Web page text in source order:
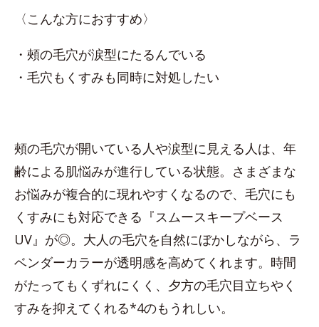
〈こんな方におすすめ〉
・頰の毛穴が涙型にたるんでいる
・毛穴もくすみも同時に対処したい
頰の毛穴が開いている人や涙型に見える人は、年
齢による肌悩みが進行している状態。さまざまな
お悩みが複合的に現れやすくなるので、毛穴にも
くすみにも対応できる『スムースキープベース
UV』が◎。大人の毛穴を自然にぼかしながら、ラ
ベンダーカラーが透明感を高めてくれます。時間
がたってもくずれにくく、夕方の毛穴目立ちやく
すみを抑えてくれる*4のもうれしい。